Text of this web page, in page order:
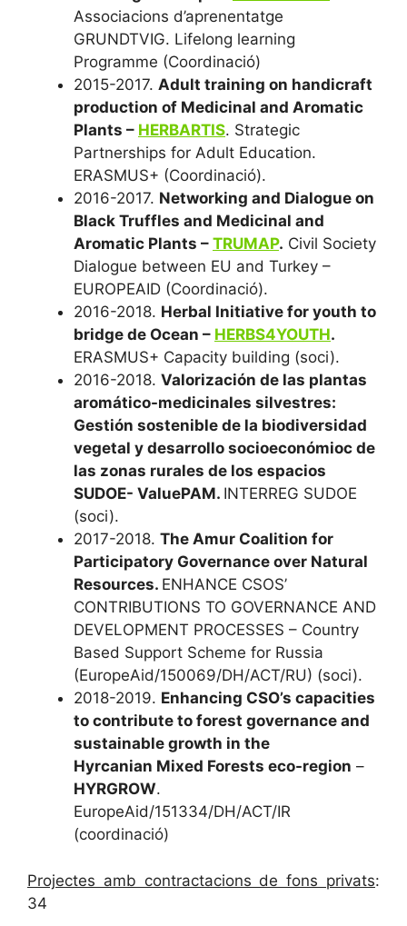
Associacions d’aprenentatge
GRUNDTVIG. Lifelong learning
Programme (Coordinació)
2015-2017. Adult training on handicraft
production of Medicinal and Aromatic
Plants – HERBARTIS. Strategic
Partnerships for Adult Education.
ERASMUS+ (Coordinació).
2016-2017. Networking and Dialogue on
Black Truffles and Medicinal and
Aromatic Plants – TRUMAP. Civil Society
Dialogue between EU and Turkey –
EUROPEAID (Coordinació).
2016-2018. Herbal Initiative for youth to
bridge de Ocean – HERBS4YOUTH.
ERASMUS+ Capacity building (soci).
2016-2018. Valorización de las plantas
aromático-medicinales silvestres:
Gestión sostenible de la biodiversidad
vegetal y desarrollo socioeconómioc de
las zonas rurales de los espacios
SUDOE- ValuePAM. INTERREG SUDOE
(soci).
2017-2018. The Amur Coalition for
Participatory Governance over Natural
Resources. ENHANCE CSOS’
CONTRIBUTIONS TO GOVERNANCE AND
DEVELOPMENT PROCESSES – Country
Based Support Scheme for Russia
(EuropeAid/150069/DH/ACT/RU) (soci).
2018-2019. Enhancing CSO’s capacities
to contribute to forest governance and
sustainable growth in the
Hyrcanian Mixed Forests eco-region –
HYRGROW.
EuropeAid/151334/DH/ACT/IR
(coordinació)
Projectes amb contractacions de fons privats:
34